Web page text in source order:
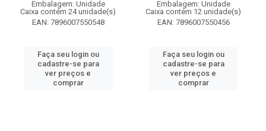
Embalagem: Unidade
Caixa contém 24 unidade(s)
EAN: 7896007550548
Faça seu login ou
cadastre-se para
ver preços e
comprar
Embalagem: Unidade
Caixa contém 12 unidade(s)
EAN: 7896007550456
Faça seu login ou
cadastre-se para
ver preços e
comprar